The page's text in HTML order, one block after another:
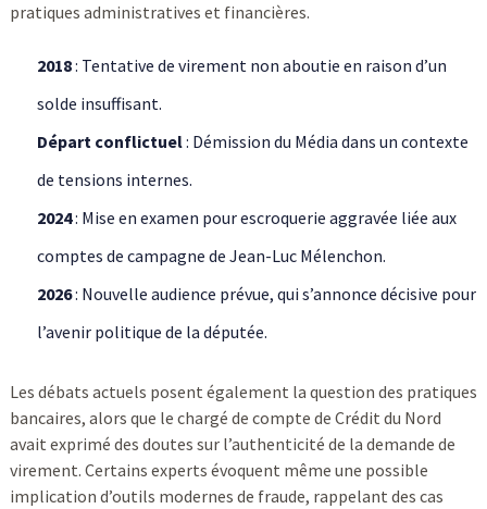
pratiques administratives et financières.
2018: Tentative de virement non aboutie en raison d’un
solde insuffisant.
Départ conflictuel: Démission du Média dans un contexte
de tensions internes.
2024: Mise en examen pour escroquerie aggravée liée aux
comptes de campagne de Jean-Luc Mélenchon.
2026: Nouvelle audience prévue, qui s’annonce décisive pour
l’avenir politique de la députée.
Les débats actuels posent également la question des pratiques
bancaires, alors que le chargé de compte de Crédit du Nord
avait exprimé des doutes sur l’authenticité de la demande de
virement. Certains experts évoquent même une possible
implication d’outils modernes de fraude, rappelant des cas